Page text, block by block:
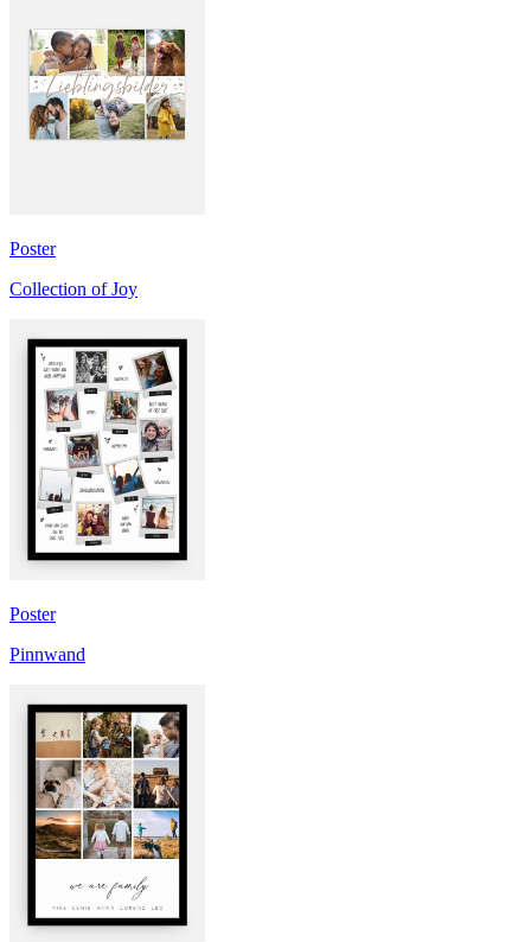
Poster
Collection of Joy
Poster
Pinnwand